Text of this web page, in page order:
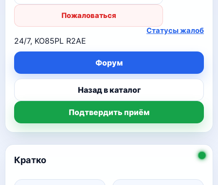
Пожаловаться
Статусы жалоб
24/7, KO85PL R2AE
Форум
Назад в каталог
Подтвердить приём
Кратко